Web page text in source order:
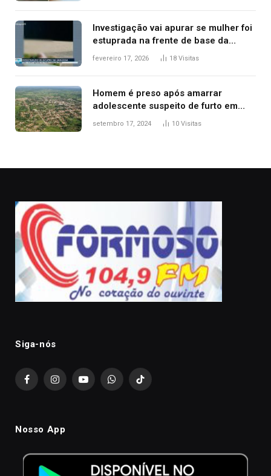
Investigação vai apurar se mulher foi
estuprada na frente de base da
Guarda Metropolitana de Palmas, diz
fevereiro 17, 2026 18 Visitas
Homem é preso após amarrar
adolescente suspeito de furto em
estaca de cerca e agredi-lo
setembro 17, 2024 10 Visitas
Siga-nós
FacebookInstagramYouTubeWhatsAppTikTok
Nosso App